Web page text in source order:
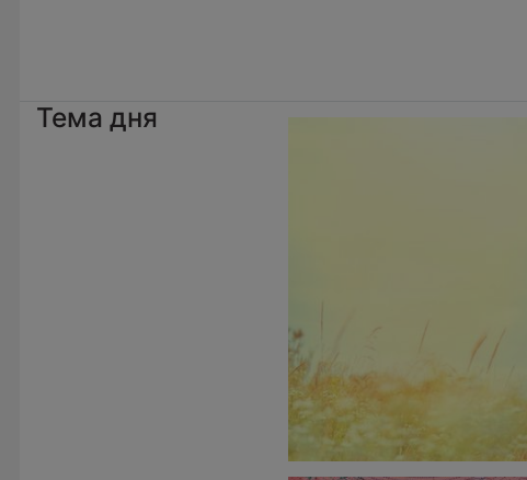
Тема дня